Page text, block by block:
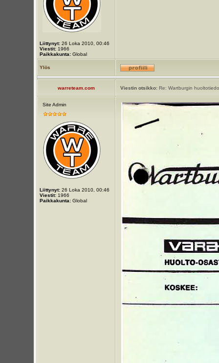
Liittynyt:26 Loka 2010, 00:46
Viestit:1966
Paikkakunta:Global
Ylös
warreteam.com Viestin otsikko:Re: Wartburgin
Site Admin
Liittynyt:26 Loka 2010, 00:46
Viestit:1966
Paikkakunta:Global